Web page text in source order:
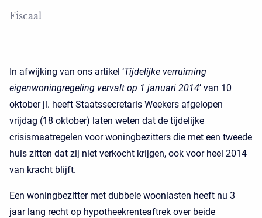
Fiscaal
In afwijking van ons artikel ‘Tijdelijke verruiming
eigenwoningregeling vervalt op 1 januari 2014’ van 10
oktober jl. heeft Staatssecretaris Weekers afgelopen
vrijdag (18 oktober) laten weten dat de tijdelijke
crisismaatregelen voor woningbezitters die met een tweede
huis zitten dat zij niet verkocht krijgen, ook voor heel 2014
van kracht blijft.
Een woningbezitter met dubbele woonlasten heeft nu 3
jaar lang recht op hypotheekrenteaftrek over beide